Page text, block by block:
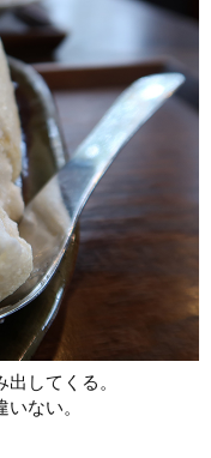
してくる。
ない。